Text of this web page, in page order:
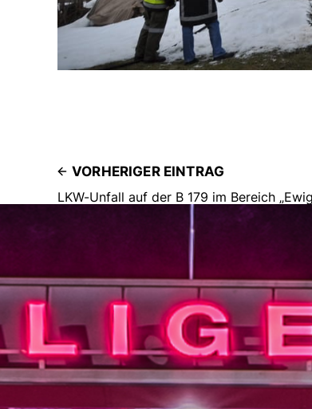
VORHERIGER EINTRAG
LKW-Unfall auf der B 179 im Bereich